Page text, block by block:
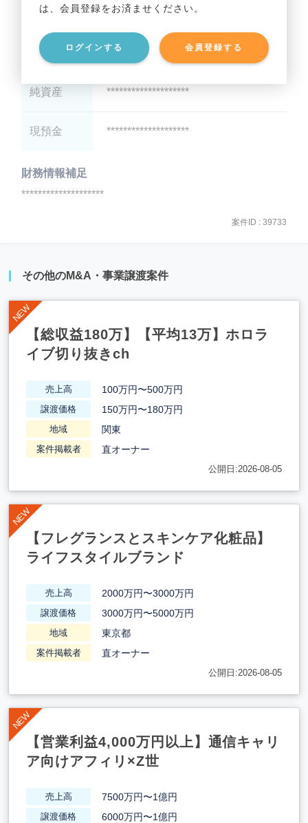
は、会員登録をお済ませください。
ログインする 会員登録する
総資産 ********************
有利子負債 ********************
純資産 ********************
現預金 ********************
財務情報補足
********************
案件ID : 39733
その他のM&A・事業譲渡案件
【総収益180万】【平均13万】ホロラ
イブ切り抜きch
売上高 100万円〜500万円
譲渡価格 150万円〜180万円
地域 関東
案件掲載者 直オーナー
公開日:2026-08-05
【フレグランスとスキンケア化粧品】
ライフスタイルブランド
売上高 2000万円〜3000万円
譲渡価格 3000万円〜5000万円
地域 東京都
案件掲載者 直オーナー
公開日:2026-08-05
【営業利益4,000万円以上】通信キャリ
ア向けアフィリ×Z世
売上高 7500万円〜1億円
譲渡価格 6000万円〜1億円